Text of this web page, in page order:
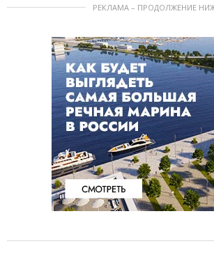
РЕКЛАМА – ПРОДОЛЖЕНИЕ